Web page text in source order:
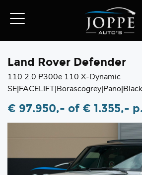
Land Rover Defender
110 2.0 P300e 110 X-Dynamic
€ 97.950,- of € 1.355,-